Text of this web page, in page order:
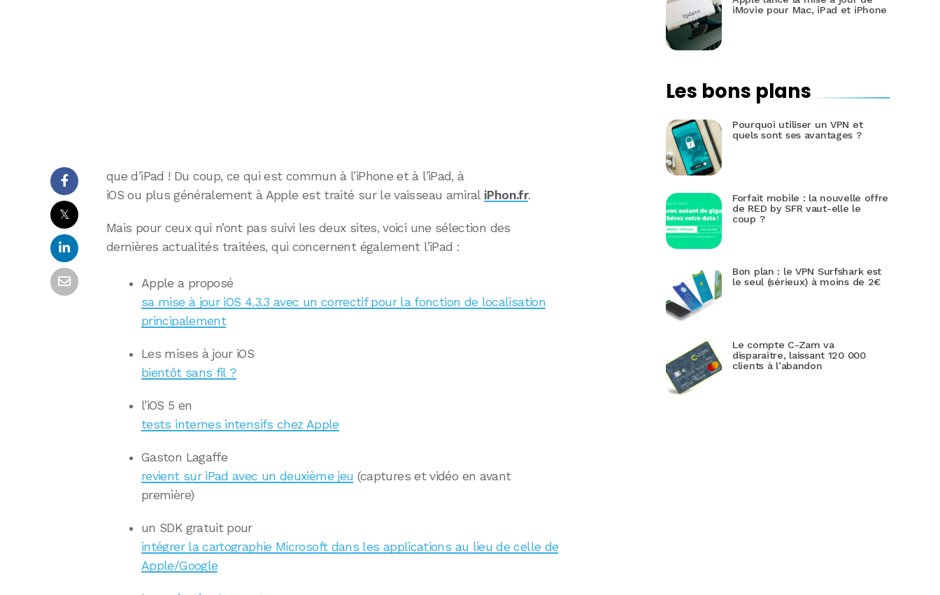
𝕏
que d’iPad ! Du coup, ce qui est commun à l’iPhone et à l’iPad, à
iOS ou plus généralement à Apple est traité sur le vaisseau amiral iPhon.fr.
Mais pour ceux qui n’ont pas suivi les deux sites, voici une sélection des
dernières actualités traitées, qui concernent également l’iPad :
Apple a proposé
sa mise à jour iOS 4.3.3 avec un correctif pour la fonction de localisation
principalement
Les mises à jour iOS
bientôt sans fil ?
l’iOS 5 en
tests internes intensifs chez Apple
Gaston Lagaffe
revient sur iPad avec un deuxième jeu (captures et vidéo en avant
première)
un SDK gratuit pour
intégrer la cartographie Microsoft dans les applications au lieu de celle de
Apple/Google
iMovie pour Mac, iPad et iPhone
Les bons plans
Pourquoi utiliser un VPN et
quels sont ses avantages ?
Forfait mobile : la nouvelle offre
de RED by SFR vaut-elle le
coup ?
Bon plan : le VPN Surfshark est
le seul (sérieux) à moins de 2€
Le compte C-Zam va
disparaitre, laissant 120 000
clients à l’abandon